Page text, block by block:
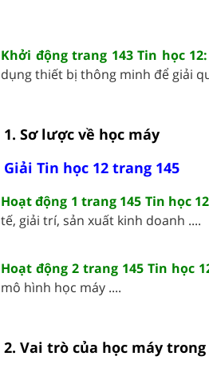
Khởi động trang 143 Tin học 12:
dụng thiết bị thông minh để giải
1. Sơ lược về học máy
Giải Tin học 12 trang 145
Hoạt động 1 trang 145 Tin học
tế, giải trí, sản xuất kinh doanh ....
Hoạt động 2 trang 145 Tin học
mô hình học máy ....
2. Vai trò của học máy